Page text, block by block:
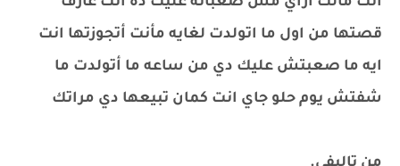
قصتها من اول ما اتولدت لغايه مأنت أتجوزتها انت
ايه ما صعبتش عليك دي من ساعه ما أتولدت ما
شفتش يوم حلو جاي انت كمان تبيعها دي مراتك